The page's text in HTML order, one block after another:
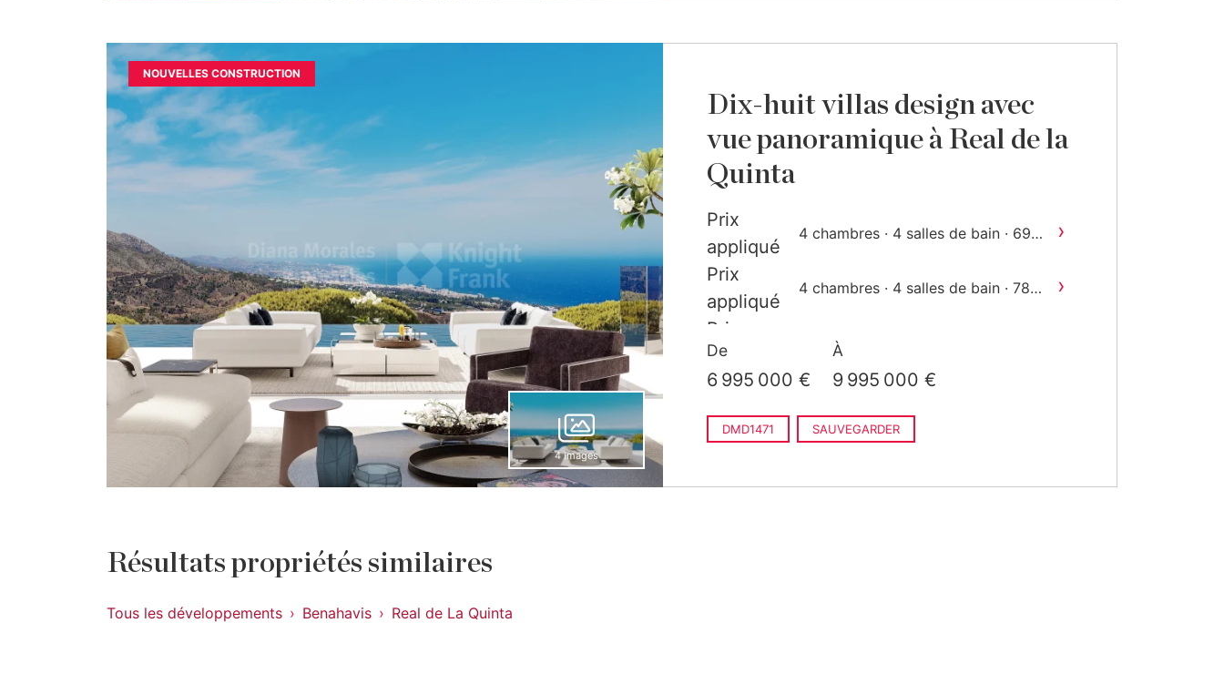
NOUVELLES CONSTRUCTION
4 images
Dix-huit villas design avec
vue panoramique à Real de la
Quinta
Prix
appliqué
4 chambres · 4 salles de bain · 692
›
Prix
appliqué
4 chambres · 4 salles de bain · 785
›
Prix
appliqué
4 chambres · 4 salles de bain · 992
De
6 995 000 €
À
9 995 000 €
DMD1471 SAUVEGARDER
Résultats propriétés similaires
Tous les développements Benahavis Real de La Quinta